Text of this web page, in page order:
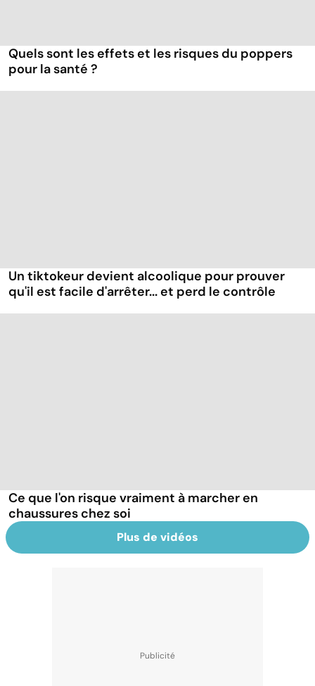
Quels sont les effets et les risques du poppers
pour la santé ?
Un tiktokeur devient alcoolique pour prouver
qu'il est facile d'arrêter... et perd le contrôle
Ce que l'on risque vraiment à marcher en
chaussures chez soi
Plus de vidéos